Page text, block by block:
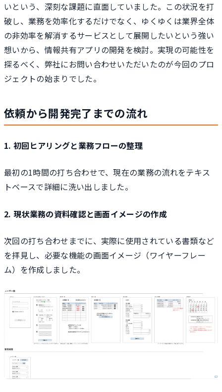
いという、深刻な課題に直面していました。この状況を打
破し、業務を効率化するだけでなく、ゆくゆくは業界全体
の非効率を解消するサービスとして展開したいという強い
想いから、情報共有アプリの開発を検討。実現の可能性を
探るべく、弊社にお問い合わせいただいたのが今回のプロ
ジェクトの始まりでした。
依頼から開発完了までの流れ
1. 初回ヒアリングと業務フローの整理
最初の1時間の打ち合わせで、現在の業務の流れをテキス
トベースで詳細に洗い出しました。
2. 現状業務の資料確認と画面イメージの作成
次回の打ち合わせまでに、実際に使用されている書類など
を拝見し、必要な機能の画面イメージ（ワイヤーフレー
ム）を作成しました。